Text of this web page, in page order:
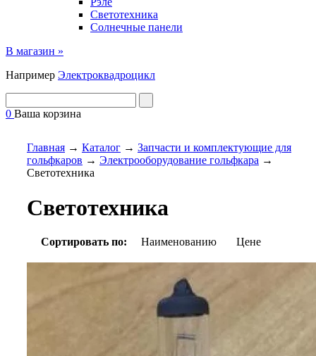
Светотехника
Солнечные панели
В магазин »
Например Электроквадроцикл
0 Ваша корзина
Главная → Каталог → Запчасти и комплектующие для
гольфкаров → Электрооборудование гольфкара →
Светотехника
Светотехника
Сортировать по: Наименованию Цене